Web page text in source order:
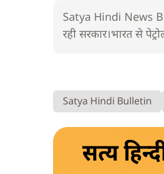
Satya Hindi News
रही सरकार।भारत से
Satya Hindi Bulletin
सत्य